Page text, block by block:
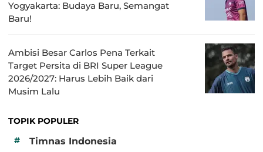
Yogyakarta: Budaya Baru, Semangat
Baru!
Ambisi Besar Carlos Pena Terkait
Target Persita di BRI Super League
2026/2027: Harus Lebih Baik dari
Musim Lalu
TOPIK POPULER
#
Timnas Indonesia